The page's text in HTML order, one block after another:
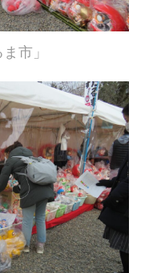
市」